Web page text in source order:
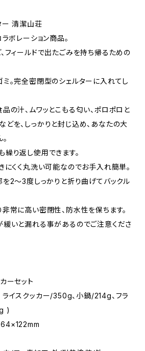
ー 清潔山荘
ラボレーション商品。
フィールドで出たごみを持ち帰るための
。完全密閉型のシェルターに入れてし
の汁、ムワッとこもる匂い、ポロポロと
を、しっかりと封じ込め、あなたの大
り返し使用できます。
にくく丸洗い可能なのでお手入れ簡単。
を2～3度しっかりと折り曲げてバックル
常に高い密閉性、防水性を保ちます。
緩いと漏れる事があるのでご注意くださ
ーセット
スクッカー/350g、小鍋/214g、フラ
)